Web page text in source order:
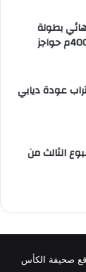
بطولة
عودة ديابي
الثالث من
لموقع صحيفة الكأس